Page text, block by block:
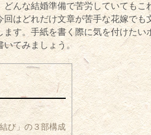
んな結婚準備で苦労していても
はどれだけ文章が苦手な花嫁で
す。手紙を書く際に気を付けた
てみましょう。
び」の３部構成